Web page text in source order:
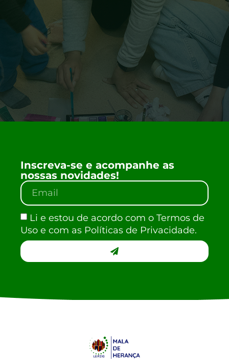
Inscreva-se e acompanhe as
nossas novidades!
Li e estou de acordo com o Termos de
Uso e com as Políticas de Privacidade.